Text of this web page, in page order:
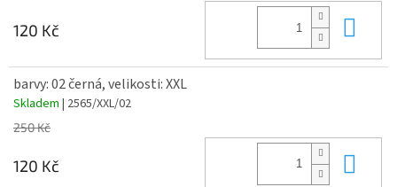
120 Kč
barvy: 02 černá, velikosti: XXL
Skladem | 2565/XXL/02
250 Kč
120 Kč